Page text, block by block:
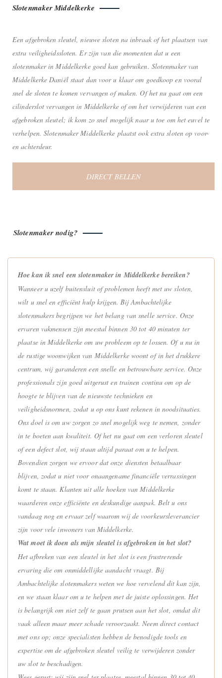
Slotenmaker Middelkerke
Een afgebroken sleutel, nieuwe sloten na inbraak of het plaatsen van
extra veiligheidssloten. Er zijn van die momenten dat u een
slotenmaker in Middelkerke goed kan gebruiken. Slotenmaker van
Middelkerke Daniël staat dan voor u klaar om goedkoop en vooral
snel de sloten te komen vervangen of maken. Of het nu gaat om een
cilinderslot vervangen in Middelkerke of om het verwijderen van een
afgebroken sleutel; ik kom zo snel mogelijk naar u toe om het euvel te
verhelpen. Slotenmaker Middelkerke plaatst ook extra sloten op voor-
en achterdeur.
DIRECT BELLEN
Slotenmaker nodig?
Hoe kan ik snel een slotenmaker in Middelkerke bereiken?
Wanneer u uzelf buitensluit of problemen heeft met uw sloten,
wilt u snel en efficiënt hulp krijgen. Bij Ambachtelijke
slotenmakers begrijpen we het belang van snelle service. Onze
ervaren vakmensen zijn meestal binnen 30 tot 40 minuten ter
plaatse in Middelkerke om uw probleem op te lossen. Of u nu in
de rustige woonwijken van Middelkerke woont of in het drukkere
centrum, wij garanderen een snelle en betrouwbare service. Onze
professionals zijn goed uitgerust en trainen continu om op de
hoogte te blijven van de nieuwste technieken en
veiligheidsnormen, zodat u op ons kunt rekenen in noodsituaties.
Ons doel is om uw zorgen zo snel mogelijk weg te nemen, zonder
in te boeten aan kwaliteit. Of het nu gaat om een verloren sleutel
of een defect slot, wij staan altijd paraat om u te helpen.
Bovendien zorgen we ervoor dat onze diensten betaalbaar
blijven, zodat u niet voor onaangename financiële verrassingen
komt te staan. Klanten uit alle hoeken van Middelkerke
waarderen onze efficiënte en deskundige aanpak. Belt u ons
vandaag nog en ervaar zelf waarom wij de voorkeursleverancier
zijn voor vele inwoners van Middelkerke.
Wat moet ik doen als mijn sleutel is afgebroken in het slot?
Het afbreken van een sleutel in het slot is een frustrerende
ervaring die om onmiddellijke aandacht vraagt. Bij
Ambachtelijke slotenmakers weten we hoe vervelend dit kan zijn,
en we staan klaar om u te helpen met de juiste oplossingen. Het
is belangrijk om niet zelf te gaan prutsen aan het slot, omdat dit
vaak alleen maar meer schade veroorzaakt. Neem direct contact
met ons op; onze specialisten hebben de benodigde tools en
expertise om de afgebroken sleutel veilig te verwijderen zonder
uw slot te beschadigen.